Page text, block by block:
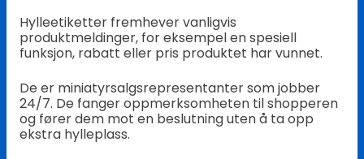
Hylleetiketter fremhever vanligvis
produktmeldinger, for eksempel en spesiell
funksjon, rabatt eller pris produktet har vunnet.
De er miniatyrsalgsrepresentanter som jobber
24/7. De fanger oppmerksomheten til shopperen
og fører dem mot en beslutning uten å ta opp
ekstra hylleplass.